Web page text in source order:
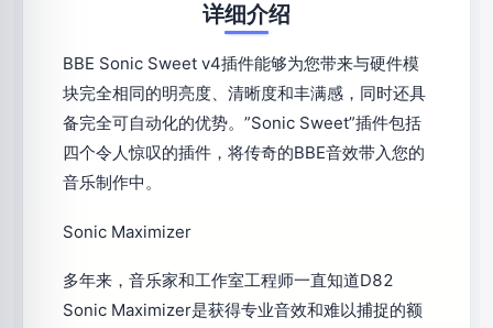
详细介绍
BBE Sonic Sweet v4插件能够为您带来与硬件模
块完全相同的明亮度、清晰度和丰满感，同时还具
备完全可自动化的优势。”Sonic Sweet”插件包括
四个令人惊叹的插件，将传奇的BBE音效带入您的
音乐制作中。
Sonic Maximizer
多年来，音乐家和工作室工程师一直知道D82
Sonic Maximizer是获得专业音效和难以捕捉的额